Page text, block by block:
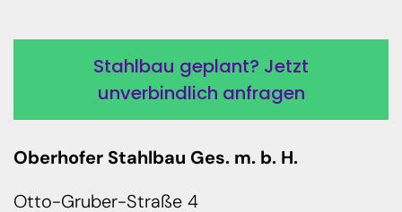
Stahlbau geplant? Jetzt
unverbindlich anfragen
Oberhofer Stahlbau Ges. m. b. H.
Otto-Gruber-Straße 4